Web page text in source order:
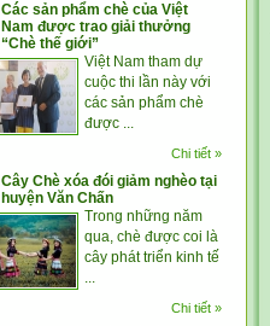
Các sản phẩm chè của Việt
Nam được trao giải thưởng
“Chè thế giới”
Việt Nam tham dự
cuộc thi lần này với
các sản phẩm chè
được ...
Chi tiết »
Cây Chè xóa đói giảm nghèo tại
huyện Văn Chấn
Trong những năm
qua, chè được coi là
cây phát triển kinh tế
...
Chi tiết »